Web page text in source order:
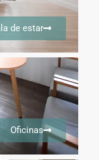
de estar
Oficinas